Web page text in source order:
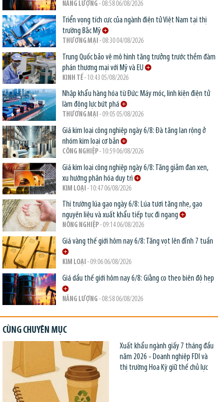
NĂNG LƯỢNG - 08:58 06/08/2026
Triển vọng tích cực của ngành điện tử Việt Nam tại thị
trường Bắc Mỹ
THƯƠNG MẠI - 08:30 04/08/2026
Trung Quốc bảo vệ mô hình tăng trưởng trước thềm đàm
phán thương mại với Mỹ và EU
KINH TẾ- 10:43 05/08/2026
Nhập khẩu hàng hóa từ Đức: Máy móc, linh kiện điện tử
làm động lực bứt phá
THƯƠNG MẠI - 09:05 05/08/2026
Giá kim loại công nghiệp ngày 6/8: Đà tăng lan rộng ở
nhóm kim loại cơ bản
CÔNG NGHIỆP- 10:59 06/08/2026
Giá kim loại công nghiệp ngày 6/8: Tăng giảm đan xen,
xu hướng phân hóa duy trì
KIM LOẠI - 10:47 06/08/2026
Thị trường lúa gạo ngày 6/8: Lúa tươi tăng nhẹ, gạo
nguyên liệu và xuất khẩu tiếp tục đi ngang
NÔNG NGHIỆP- 09:14 06/08/2026
Giá vàng thế giới hôm nay 6/8: Tăng vọt lên đỉnh 7 tuần
KIM LOẠI - 09:06 06/08/2026
Giá dầu thế giới hôm nay 6/8: Giằng co theo biên độ hẹp
NĂNG LƯỢNG - 08:58 06/08/2026
CÙNG CHUYÊN MỤC
Xuất khẩu ngành giấy 7 tháng đầu
năm 2026 - Doanh nghiệp FDI và
thị trường Hoa Kỳ giữ thế chủ lực